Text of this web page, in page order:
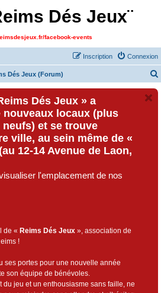
Dés Jeux¨
facebook-events
Connexion
Inscription
Dés Jeux (Forum)
Dés Jeux » a
nouveaux locaux (plus
et se trouve
ville, au sein même de «
12-14 Avenue de Laon,
l'emplacement de nos
de « Reims Dés Jeux », association de
!
ses portes pour une nouvelle année
son équipe de bénévoles.
du jeu et un enthousiasme sans faille, ne